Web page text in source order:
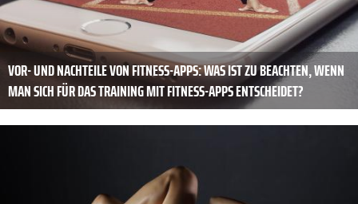
VOR- UND NACHTEILE VON FITNESS-APPS: WAS IST ZU BEACHTEN, WENN
MAN SICH FÜR DAS TRAINING MIT FITNESS-APPS ENTSCHEIDET?